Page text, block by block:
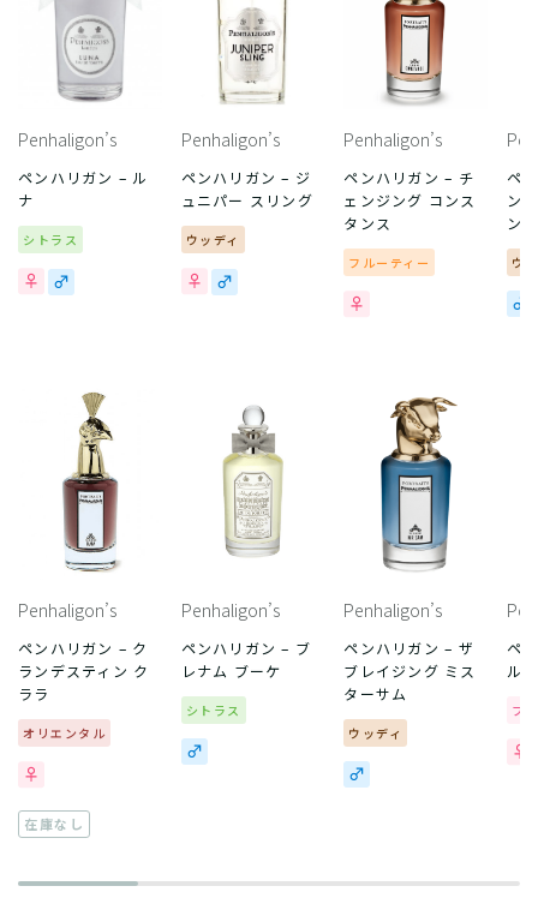
Penhaligon’s
ペンハリガン – ル
ナ
シトラス
Penhaligon’s
ペンハリガン – ジ
ュニパー スリング
ウッディ
Penhaligon’s
ペンハリガン – チ
ェンジング コンス
タンス
フルーティー
ペ
ン
ン
ウ
Penhaligon’s
ペンハリガン – ク
ランデスティン ク
ララ
オリエンタル
在庫なし
Penhaligon’s
ペンハリガン – ブ
レナム ブーケ
シトラス
Penhaligon’s
ペンハリガン – ザ
ブレイジング ミス
ターサム
ウッディ
ペ
ル
フ